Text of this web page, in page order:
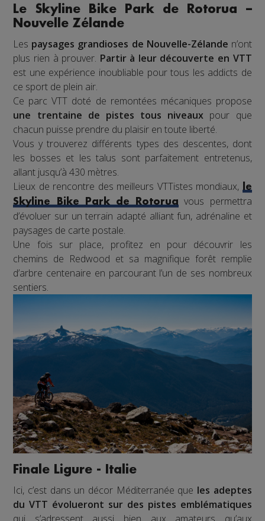
Le Skyline Bike Park de Rotorua –
Nouvelle Zélande
Les paysages grandioses de Nouvelle-Zélande n’ont
plus rien à prouver. Partir à leur découverte en VTT
est une expérience inoubliable pour tous les addicts de
ce sport de plein air.
Ce parc VTT doté de remontées mécaniques propose
une trentaine de pistes tous niveaux pour que
chacun puisse prendre du plaisir en toute liberté.
Vous y trouverez différents types des descentes, dont
les bosses et les talus sont parfaitement entretenus,
allant jusqu’à 430 mètres.
Lieux de rencontre des meilleurs VTTistes mondiaux,
le
Skyline Bike Park de Rotorua
vous permettra
d’évoluer sur un terrain adapté alliant fun, adrénaline et
paysages de carte postale.
Une fois sur place, profitez en pour découvrir les
chemins de Redwood et sa magnifique forêt remplie
d’arbre centenaire en parcourant l’un de ses nombreux
sentiers.
Finale Ligure - Italie
Ici, c’est dans un décor Méditerranée que les adeptes
du VTT évolueront sur des pistes emblématiques